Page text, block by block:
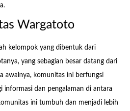
Wargatoto
kelompok yang dibentuk dari
yang sebagian besar datang dari
awalnya, komunitas ini berfungsi
informasi dan pengalaman di antara
ini tumbuh dan menjadi lebih